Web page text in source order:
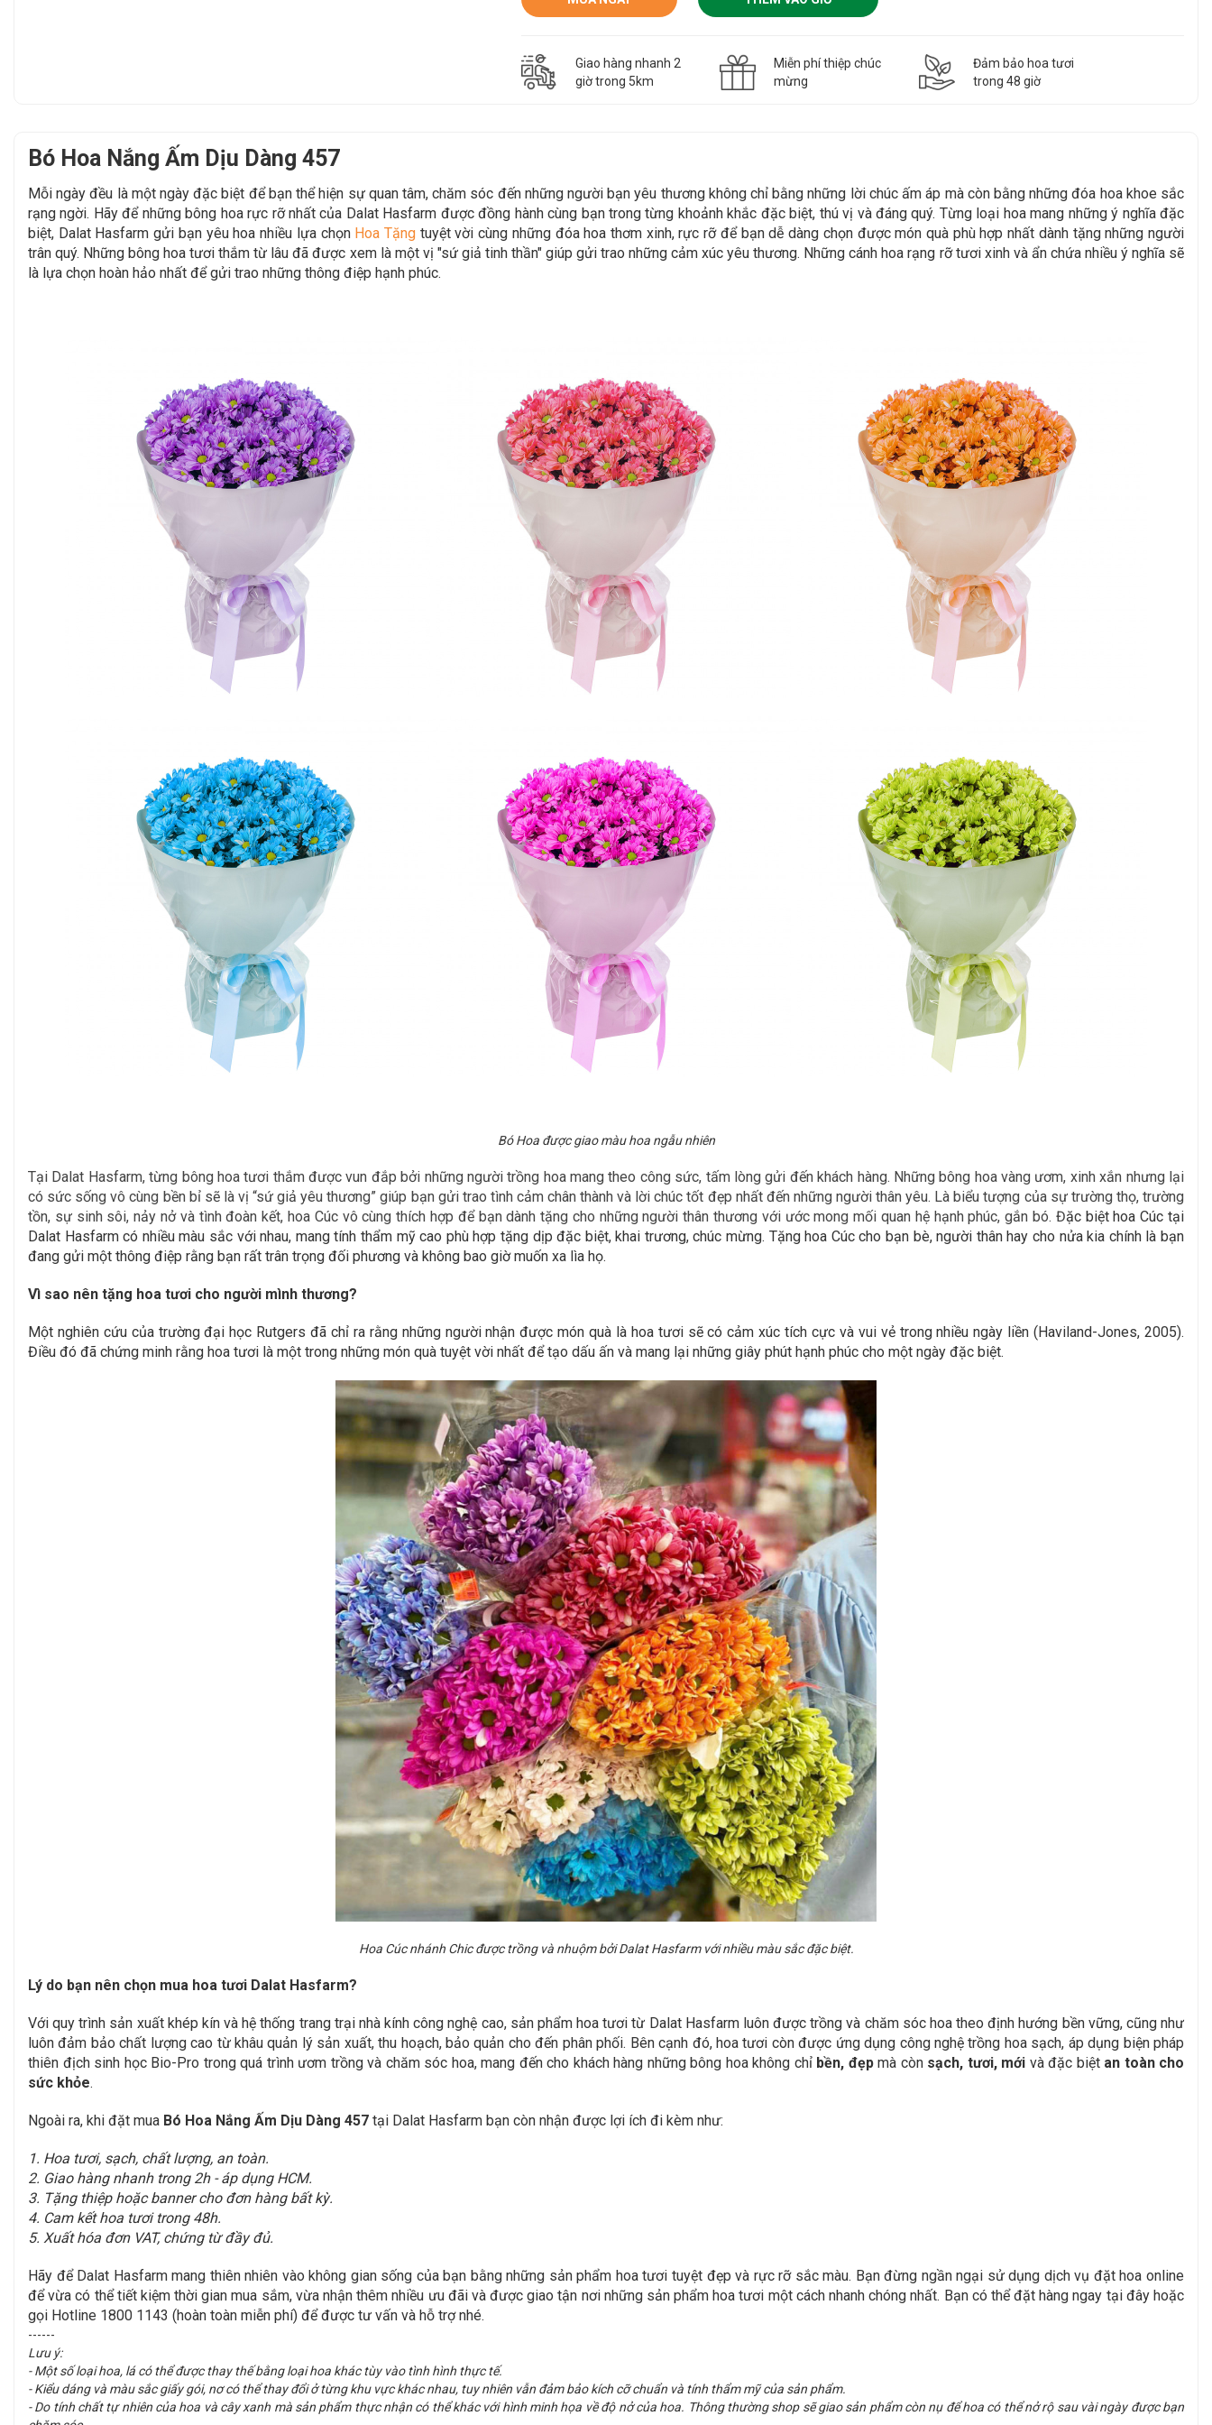
Giao hàng nhanh 2
giờ trong 5km
Miễn phí thiệp chúc
mừng
Đảm bảo hoa tươi
trong 48 giờ
Bó Hoa Nắng Ấm Dịu Dàng 457
Mỗi ngày đều là một ngày đặc biệt để bạn thể hiện sự quan tâm, chăm sóc đến những người bạn yêu thương không chỉ bằng những lời chúc ấm áp mà còn bằng những đóa hoa khoe sắc
rạng ngời. Hãy đểnhững bông hoa rực rỡ nhất của Dalat Hasfarm được đồng hành cùng bạn trongtừng khoảnh khắc đặc biệt, thú vị và đáng quý. Từng loại hoa mang những ý nghĩa đặc
biệt, Dalat Hasfarm gửi bạn yêu hoa nhiều lựa chọn Hoa Tặngtuyệt vời cùng những đóa hoa thơm xinh, rực rỡ để bạn dễ dàng chọn được món quà phù hợp nhất dành tặng những người
trân quý. Những bông hoa tươi thắm từ lâu đã được xem là một vị "sứ giả tinh thần" giúp gửi trao những cảm xúc yêu thương. Những cánh hoa rạng rỡ tươi xinh và ẩn chứa nhiều ý nghĩa sẽ
là lựa chọn hoàn hảo nhất để gửi trao những thông điệp hạnh phúc.
Bó Hoa được giao màu hoa ngẫu nhiên
Tại Dalat Hasfarm, từng bông hoa tươi thắm được vun đắp bởi những người trồng hoa mang theo công sức, tấm lòng gửi đến khách hàng. Những bông hoa vàng ươm, xinh xắn nhưng lại
có sức sống vô cùng bền bỉ sẽ là vị “sứ giả yêu thương” giúp bạn gửi trao tình cảm chân thành và lời chúc tốt đẹp nhất đến những người thân yêu. Là biểu tượng của sự trường thọ, trường
tồn, sự sinh sôi, nảy nở và tình đoàn kết, hoa Cúc vô cùng thích hợp để bạn dành tặng cho những người thân thương với ước mong mối quan hệ hạnh phúc, gắn bó. Đặc biệt hoa Cúc tại
Dalat Hasfarm có nhiều màu sắc với nhau, mang tính thẩm mỹ cao phù hợp tặng dịp đặc biệt, khai trương, chúc mừng. Tặng hoa Cúc cho bạn bè, người thân hay cho nửa kia chính là bạn
đang gửi một thông điệp rằng bạn rất trân trọng đối phương và không bao giờ muốn xa lìa họ.
Vì sao nên tặng hoa tươi cho người mình thương?
Một nghiên cứu của trường đại học Rutgers đã chỉ ra rằng những người nhận được món quà là hoa tươi sẽ có cảm xúc tích cực và vui vẻ trong nhiều ngày liền (Haviland-Jones, 2005).
Điều đó đã chứng minh rằng hoa tươi là một trong những món quà tuyệt vời nhất để tạo dấu ấn và mang lại những giây phút hạnh phúc cho một ngày đặc biệt.
Hoa Cúc nhánh Chic được trồng và nhuộm bởi Dalat Hasfarm với nhiều màu sắc đặc biệt.
Lý do bạn nên chọn mua hoa tươi Dalat Hasfarm?
Với quy trình sản xuất khép kín và hệ thống trang trại nhà kính công nghệ cao, sản phẩm hoa tươi từ Dalat Hasfarm luôn được trồng và chăm sóc hoa theo định hướng bền vững, cũng như
luôn đảm bảo chất lượng cao từ khâu quản lý sản xuất, thu hoạch, bảo quản cho đến phân phối. Bên cạnh đó, hoa tươi còn được ứng dụng công nghệ trồng hoa sạch, áp dụng biện pháp
thiên địch sinh học Bio-Pro trong quá trình ươm trồng và chăm sóc hoa, mang đến cho khách hàng những bông hoa không chỉ bền, đẹpmà còn sạch, tươi, mới và đặc biệt an toàn cho
sức khỏe.
Ngoài ra, khi đặt mua Bó Hoa Nắng Ấm Dịu Dàng 457 tại Dalat Hasfarm bạn còn nhận được lợi ích đi kèm như:
1. Hoa tươi, sạch, chất lượng, an toàn.
2. Giao hàng nhanh trong 2h - áp dụng HCM.
3. Tặng thiệp hoặc banner cho đơn hàng bất kỳ.
4. Cam kết hoa tươi trong 48h.
5. Xuất hóa đơn VAT, chứng từ đầy đủ.
Hãy để Dalat Hasfarm mang thiên nhiên vào không gian sống của bạn bằng những sản phẩm hoa tươi tuyệt đẹp và rực rỡ sắc màu. Bạn đừng ngần ngại sử dụng dịch vụ đặt hoa online
để vừa có thể tiết kiệm thời gian mua sắm, vừa nhận thêm nhiều ưu đãi và được giao tận nơi những sản phẩm hoa tươi một cách nhanh chóng nhất. Bạn có thể đặt hàng ngay tại đây hoặc
gọi Hotline 1800 1143 (hoàn toàn miễn phí) để được tư vấn và hỗ trợ nhé.
------
Lưu ý:
- Một số loại hoa, lá có thể được thay thế bằng loại hoa khác tùy vào tình hình thực tế.
- Kiểu dáng và màu sắc giấy gói, nơ có thể thay đổi ở từng khu vực khác nhau, tuy nhiên vẫn đảm bảo kích cỡ chuẩn và tính thẩm mỹ của sản phẩm.
- Do tính chất tự nhiên của hoa và cây xanh mà sản phẩm thực nhận có thể khác với hình minh họa về độ nở của hoa. Thông thường shop sẽ giao sản phẩm còn nụ để hoa có thể nở rộ sau vài ngày được bạn